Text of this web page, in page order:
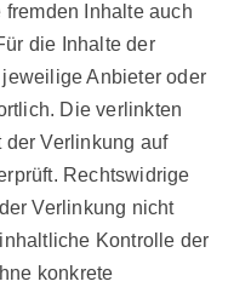
Inhalte auch
die Inhalte der
Anbieter oder
Die verlinkten
der Verlinkung auf
Rechtswidrige
Verlinkung nicht
Kontrolle der
konkrete